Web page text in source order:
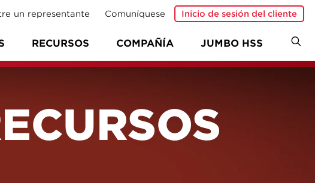
RECURSOS COMPAÑÍA JUMBO HSS
un representante Comuníquese Inicio de sesión del cliente